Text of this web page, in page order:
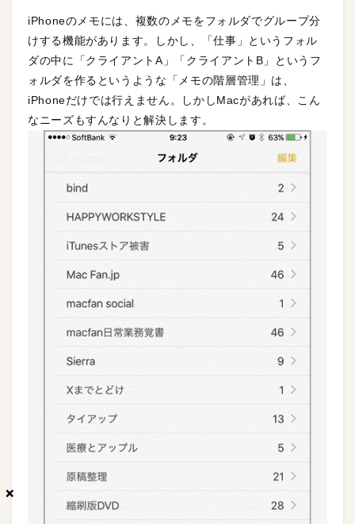
×
×
×
iPhoneのメモには、複数のメモをフォルダでグループ分
けする機能があります。しかし、「仕事」というフォル
ダの中に「クライアントA」「クライアントB」というフ
ォルダを作るというような「メモの階層管理」は、
iPhoneだけでは行えません。しかしMacがあれば、こん
なニーズもすんなりと解決します。